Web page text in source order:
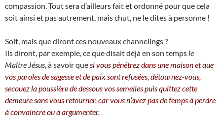
compassion. Tout sera d’ailleurs fait et ordonné pour que cela
soit ainsi et pas autrement, mais chut, ne le dites à personne !
Soit, mais que diront ces nouveaux channelings ?
Ils diront, par exemple, ce que disait déjà en son temps le
Maître Jésus , à savoir que si vous pénétrez dans une maison et que
vos paroles de sagesse et de paix sont refusées, détournez-vous,
secouez la poussière de dessous vos semelles puis quittez cette
demeure sans vous retourner, car vous n’avez pas de temps à perdre
à convaincre ou à argumenter.